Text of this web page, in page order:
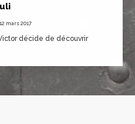
12 mars 2017
décide de découvrir